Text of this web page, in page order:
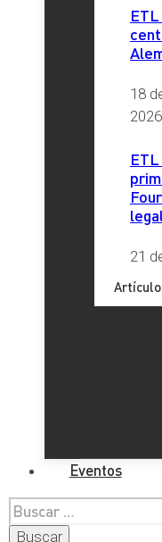
18
2026
21
Eventos
Buscar: